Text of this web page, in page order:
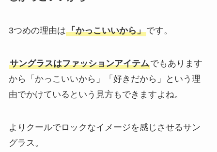
3つめの理由は「かっこいいから」です。
サングラスはファッションアイテムでもあります
から「かっこいいから」「好きだから」という理
由でかけているという見方もできますよね。
よりクールでロックなイメージを感じさせるサン
グラス。